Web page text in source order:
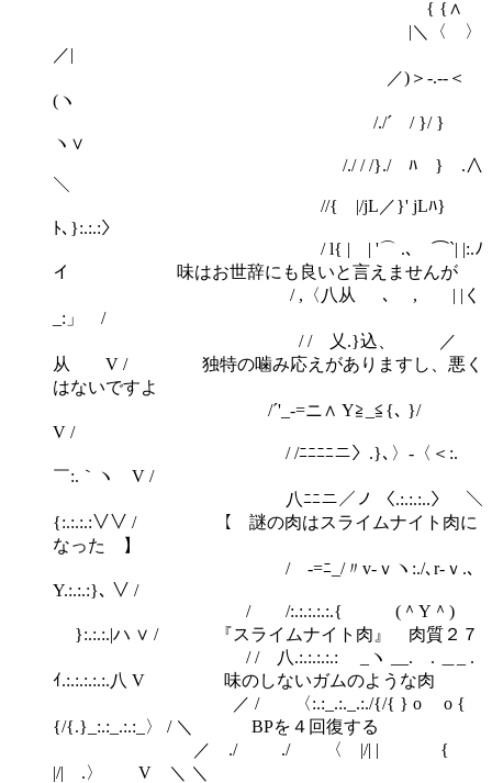
{ {∧
|＼〈 〉
／|
／)＞-.‐-＜
(ヽ
/./´ / }/ }
ヽ∨
/./ / /}./ ﾊ } .∧
＼
//{ |/jL／}' jLﾊ}
ﾄ､}:.:.:〉
/ l{ | | '⌒ .､ ⌒`| |:.ﾉ
イ 味はお世辞にも良いと言えませんが
/ ,〈八从 ､ , | |く
_:」 /
/ / 乂.}込、 ／
从 V / 独特の噛み応えがありますし、悪く
はないですよ
/´'_-=ニ∧ Y≧_≦{､ }/
V /
/ /ﾆﾆﾆﾆニ〉.}､〉-〈＜:.
￣:.｀ヽ V /
八ﾆﾆニ／ノ 〈.:.:.:..〉 ＼
{:.:.:.:∨∨ / 【 謎の肉はスライムナイト肉に
なった 】
/ゝ-=ﾆ_/〃v-ｖヽ:./､r‐ｖ.､
Y.:.:.:}､ ∨ /
/ /:.:.:.:.:.{ (＾Y＾)
}:.:.:.|ハ ∨ / 『スライムナイト肉』 肉質２７
/ / 八.:.:.:.:.:ゝ _ヽ __.ゝ. ＿_ .
ｲ.:.:.:.:.:.八 V 味のしないガムのような肉
／ / 〈:.:_.:._.:./{/{ } o o {
{/{.}_:.:_.:.:_〉 / ＼ BPを４回復する
／ ./ ./ 〈 |/| | {
|/| .〉 V ＼ ＼